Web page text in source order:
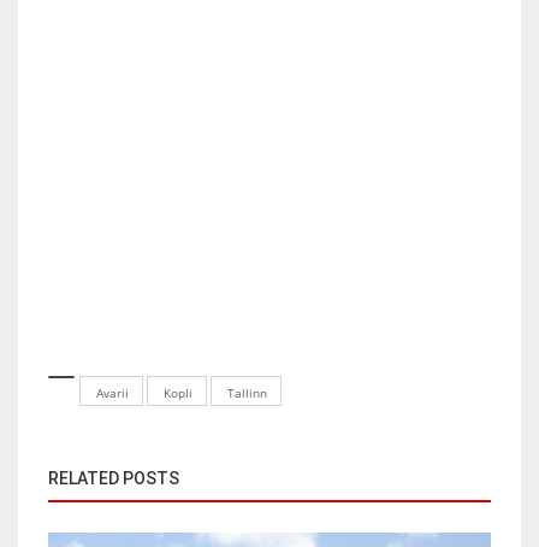
Avarii Kopli Tallinn
RELATED POSTS